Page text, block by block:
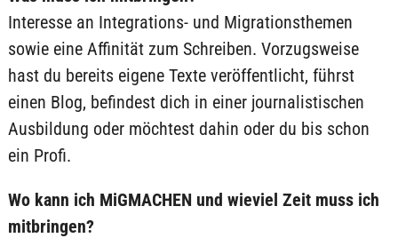
Interesse an Integrations- und Migrationsthemen
sowie eine Affinität zum Schreiben. Vorzugsweise
hast du bereits eigene Texte veröffentlicht, führst
einen Blog, befindest dich in einer journalistischen
Ausbildung oder möchtest dahin oder du bis schon
ein Profi.
Wo kann ich MiGMACHEN und wieviel Zeit muss ich
mitbringen?